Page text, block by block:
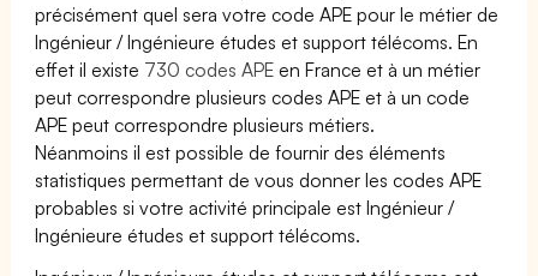
précisément quel sera votre code APE pour le métier de
Ingénieur / Ingénieure études et support télécoms. En
effet il existe 730 codes APE en France et à un métier
peut correspondre plusieurs codes APE et à un code
APE peut correspondre plusieurs métiers.
Néanmoins il est possible de fournir des éléments
statistiques permettant de vous donner les codes APE
probables si votre activité principale est Ingénieur /
Ingénieure études et support télécoms.